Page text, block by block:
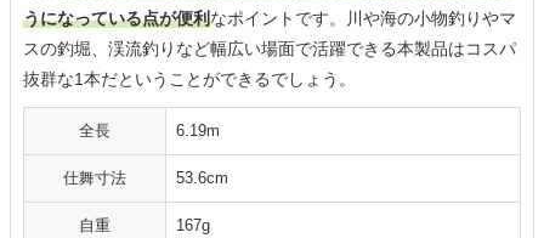
うになっている点が便利なポイントです。川や海の小物釣りやマ
スの釣堀、渓流釣りなど幅広い場面で活躍できる本製品はコスパ
抜群な1本だということができるでしょう。
全長 6.19m
仕舞寸法 53.6cm
自重 167g